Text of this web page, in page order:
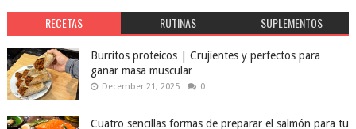
RECETAS RUTINAS SUPLEMENTOS
Burritos proteicos | Crujientes y perfectos para
ganar masa muscular
December 21, 2025 0
Cuatro sencillas formas de preparar el salmón para tu